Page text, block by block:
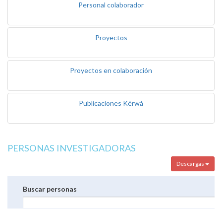
Personal colaborador
Proyectos
Proyectos en colaboración
Publicaciones Kérwá
PERSONAS INVESTIGADORAS
Descargas
Buscar personas